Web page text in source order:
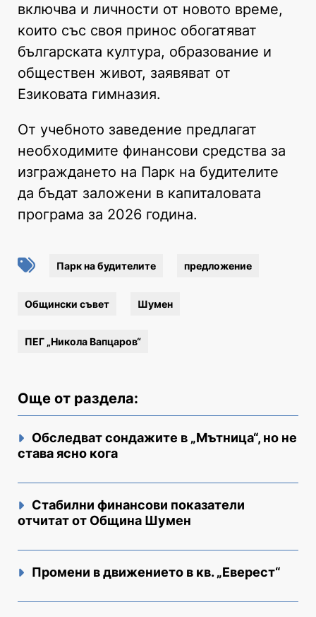
включва и личности от новото време,
които със своя принос обогатяват
българската култура, образование и
обществен живот, заявяват от
Езиковата гимназия.
От учебното заведение предлагат
необходимите финансови средства за
изграждането на Парк на будителите
да бъдат заложени в капиталовата
програма за 2026 година.
Парк на будителите предложение
Общински съвет Шумен
ПЕГ „Никола Вапцаров“
Още от раздела:
Обследват сондажите в „Мътница“, но не
става ясно кога
Стабилни финансови показатели
отчитат от Община Шумен
Промени в движението в кв. „Еверест“